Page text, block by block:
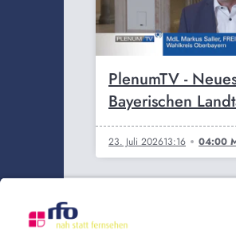
PlenumTV -
Bayerischen
23. Juli 202613:16 04:00